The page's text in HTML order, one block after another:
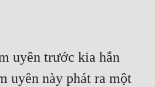
uyên trước kia hắn
uyên này phát ra một